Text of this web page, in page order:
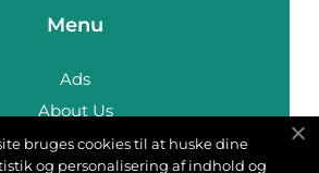
Menu
Ads
About Us
Cookies
bruges cookies til at huske dine
og personalisering af indhold og